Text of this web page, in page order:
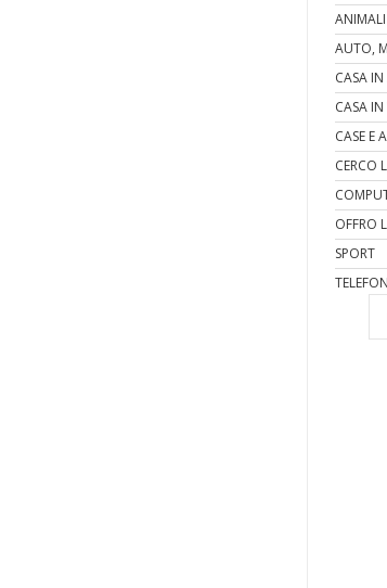
ANIMALI
AUTO,
CASA
CASA
CASE E
CERCO
OFFRO
SPORT